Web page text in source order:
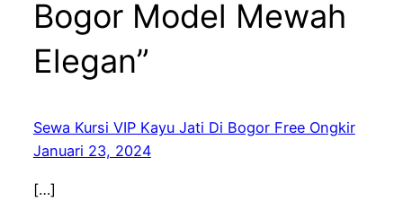
Bogor Model Mewah
Elegan”
Sewa Kursi VIP Kayu Jati Di Bogor Free Ongkir
Januari 23, 2024
[…]